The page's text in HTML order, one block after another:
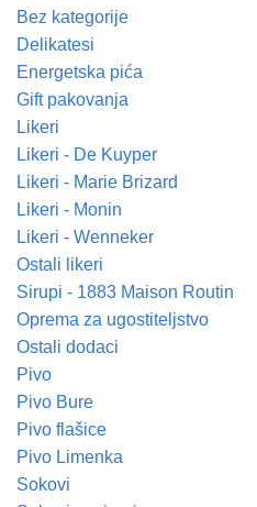
Bez kategorije
Delikatesi
Energetska pića
Gift pakovanja
Likeri
Likeri - De Kuyper
Likeri - Marie Brizard
Likeri - Monin
Likeri - Wenneker
Ostali likeri
Sirupi - 1883 Maison Routin
Oprema za ugostiteljstvo
Ostali dodaci
Pivo
Pivo Bure
Pivo flašice
Pivo Limenka
Sokovi